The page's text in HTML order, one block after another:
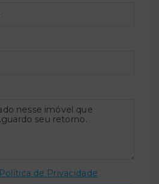
Política de Privacidade